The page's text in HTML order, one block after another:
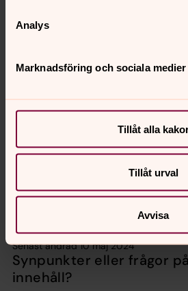
Analys
Marknadsföring och sociala medier
Tillåt alla
Tillåt urval
Avvisa
medlem i Svenska kyrkan och tre
eventuellt utträde. Anmälningar
Skarpnäcks församling ansvarar
personuppgifter. För information
enligt dataskyddsförordningen,se
oss och vårt dataskyddsombud.
Senast ändrad 10 maj 2024
Synpunkter eller frågor
innehåll?